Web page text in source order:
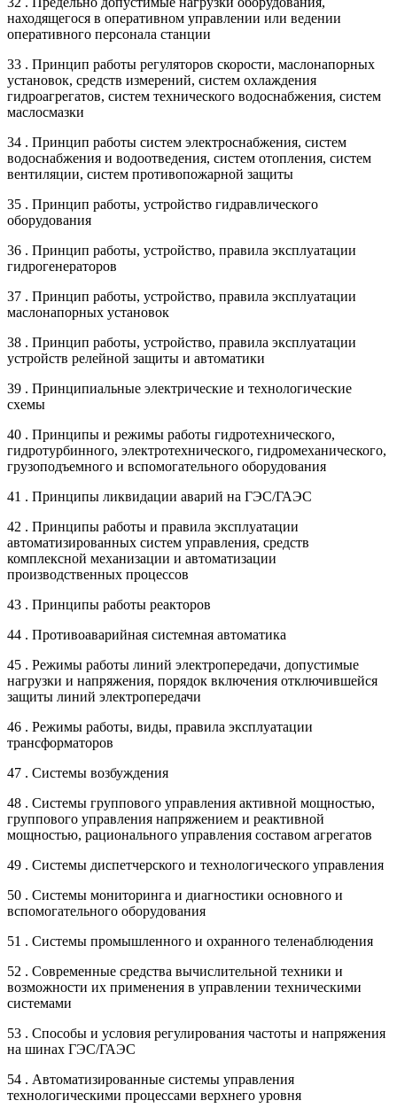
находящегося в оперативном управлении или ведении
оперативного персонала станции
33 . Принцип работы регуляторов скорости, маслонапорных
установок, средств измерений, систем охлаждения
гидроагрегатов, систем технического водоснабжения, систем
маслосмазки
34 . Принцип работы систем электроснабжения, систем
водоснабжения и водоотведения, систем отопления, систем
вентиляции, систем противопожарной защиты
35 . Принцип работы, устройство гидравлического
оборудования
36 . Принцип работы, устройство, правила эксплуатации
гидрогенераторов
37 . Принцип работы, устройство, правила эксплуатации
маслонапорных установок
38 . Принцип работы, устройство, правила эксплуатации
устройств релейной защиты и автоматики
39 . Принципиальные электрические и технологические
схемы
40 . Принципы и режимы работы гидротехнического,
гидротурбинного, электротехнического, гидромеханического,
грузоподъемного и вспомогательного оборудования
41 . Принципы ликвидации аварий на ГЭС/ГАЭС
42 . Принципы работы и правила эксплуатации
автоматизированных систем управления, средств
комплексной механизации и автоматизации
производственных процессов
43 . Принципы работы реакторов
44 . Противоаварийная системная автоматика
45 . Режимы работы линий электропередачи, допустимые
нагрузки и напряжения, порядок включения отключившейся
защиты линий электропередачи
46 . Режимы работы, виды, правила эксплуатации
трансформаторов
47 . Системы возбуждения
48 . Системы группового управления активной мощностью,
группового управления напряжением и реактивной
мощностью, рационального управления составом агрегатов
49 . Системы диспетчерского и технологического управления
50 . Системы мониторинга и диагностики основного и
вспомогательного оборудования
51 . Системы промышленного и охранного теленаблюдения
52 . Современные средства вычислительной техники и
возможности их применения в управлении техническими
системами
53 . Способы и условия регулирования частоты и напряжения
на шинах ГЭС/ГАЭС
54 . Автоматизированные системы управления
технологическими процессами верхнего уровня